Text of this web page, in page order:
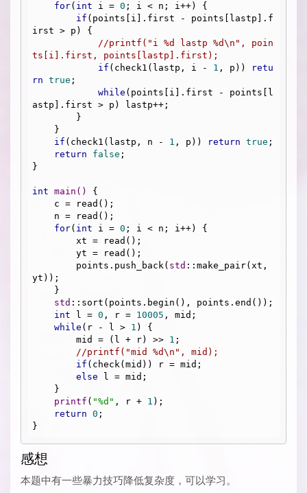
for( int i = 0 ; i < n; i++) {
if (points[i].first - points[lastp].f
irst > p) {
//printf("i %d lastp %d\n", poin
ts[i].first, points[lastp].first);
if (check1(lastp, i - 1 , p))
retu
rn true ;
while (points[i].first - points[l
astp].first > p) lastp++;
if (check1(lastp, n - 1 , p)) return true ;
return
false ;
}
int main ()
{
for( int i = 0 ; i < n; i++) {
        points.push_back(
std ::make_pair(xt,
yt));
std ::sort(points.begin(), points.end());
int l = 0 , r = 10005 , mid;
while (r - l > 1 ) {
        mid = (l + r) >>
1 ;
//printf("mid %d\n", mid);
if (check(mid)) r = mid;
else l = mid;
printf ( "%d" , r + 1 );
return 0 ;
感想
本题中有一些暴力技巧降低复杂度，可以学习。